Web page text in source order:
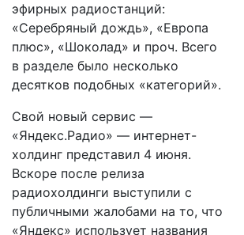
эфирных радиостанций:
«Серебряный дождь», «Европа
плюс», «Шоколад» и проч. Всего
в разделе было несколько
десятков подобных «категорий».
Свой новый сервис —
«Яндекс.Радио» — интернет-
холдинг представил 4 июня.
Вскоре после релиза
радиохолдинги выступили с
публичными жалобами на то, что
«Яндекс» использует названия